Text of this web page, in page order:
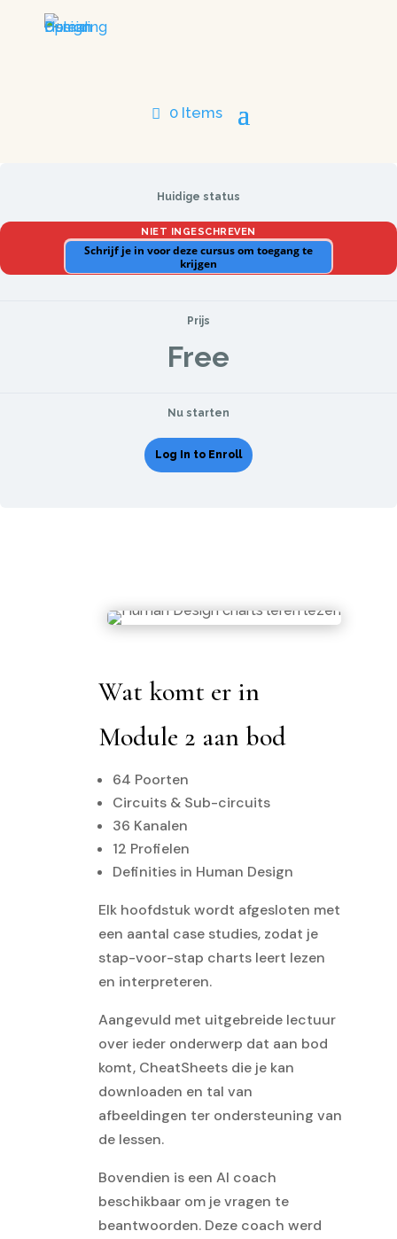
0 Items
Huidige status
NIET INGESCHREVEN
Schrijf je in voor deze cursus om toegang te
krijgen
Prijs
Free
Nu starten
Log In to Enroll
Wat komt er in
Module 2 aan bod
64 Poorten
Circuits & Sub-circuits
36 Kanalen
12 Profielen
Definities in Human Design
Elk hoofdstuk wordt afgesloten met
een aantal case studies, zodat je
stap-voor-stap charts leert lezen
en interpreteren.
Aangevuld met uitgebreide lectuur
over ieder onderwerp dat aan bod
komt, CheatSheets die je kan
downloaden en tal van
afbeeldingen ter ondersteuning van
de lessen.
Bovendien is een AI coach
beschikbaar om je vragen te
beantwoorden. Deze coach werd